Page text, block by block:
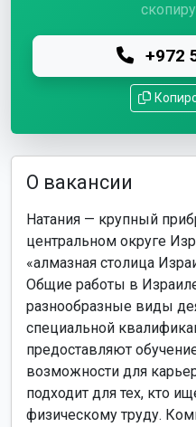
+972
О вакансии
Натания — крупный
центральном округе
«алмазная столица
Общие работы в
разнообразные виды
специальной
предоставляют
возможности для
подходит для тех, кто
физическому труду.